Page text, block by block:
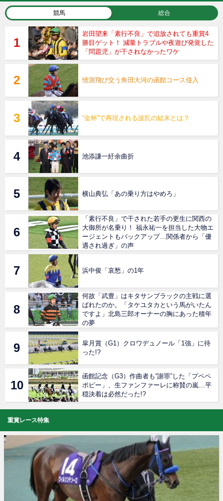
競馬 総合
岩田望来「素行不良」で追放されても重賞4
勝目ゲット！ 減量トラブルや夜遊び発覚した
「問題児」が干されなかったワケ
憶測飛び交う角田大河の函館コース侵入
“金杯”で再現される波乱の結末とは？
池添謙一紆余曲折
横山典弘「あの乗り方はやめろ」
「素行不良」で干された若手の更生に関西の
大御所が名乗り！ 福永祐一を担当した大物エ
ージェントもバックアップ…関係者から「優
遇され過ぎ」の声
浜中俊「哀愁」の1年
何故「武豊」はキタサンブラックの主戦に選
ばれたのか。「タケユタカという馬がいたん
ですよ」北島三郎オーナーの胸にあった積年
の夢
皐月賞（G1）クロワデュノール「1強」に待
った!?
函館記念（G3）作曲者も“謝罪”した「プペペ
ポピー」、生ファンファーレに称賛の嵐…平
穏決着は必然だった!?
重賞レース特集